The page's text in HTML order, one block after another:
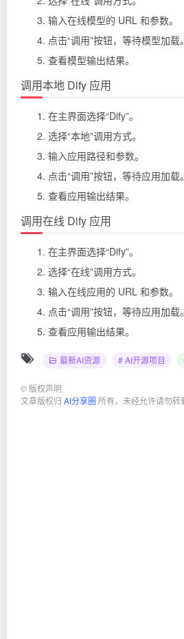
输入在线模型的 URL 和参数。
点击“调用”按钮，等待模型加载。
查看模型输出结果。
调用本地 Dify 应用
在主界面选择“Dify”。
选择“本地”调用方式。
输入应用路径和参数。
点击“调用”按钮，等待应用加载。
查看应用输出结果。
调用在线 Dify 应用
在主界面选择“Dify”。
选择“在线”调用方式。
输入在线应用的 URL 和参数。
点击“调用”按钮，等待应用加载。
查看应用输出结果。
最新AI资源 # AI开源项目
© 版权声明
文章版权归 AI分享圈 所有，未经允许请勿转